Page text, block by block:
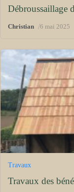
Débroussaillage
Christian /6 mai 2025
Travaux
Travaux des